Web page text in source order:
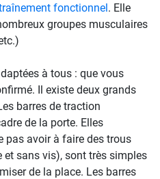
fonctionnel. Elle
groupes musculaires
à tous : que vous
Il existe deux grands
barres de traction
de la porte. Elles
pas avoir à faire des trous
et sans vis), sont très simples
de la place. Les barres